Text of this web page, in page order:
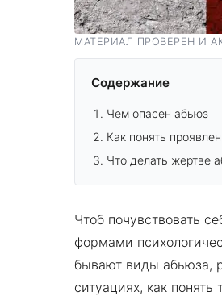
МАТЕРИАЛ ПРОВЕРЕН И
Содержание
Чем опасен абьюз
Как понять
Что делать жертве
Чтоб почувствовать
формами
бывают виды абьюза,
ситуациях, как